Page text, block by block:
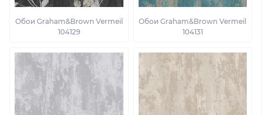
Обои Graham&Brown Vermeil
104129
Обои Graham&Brown Vermeil
104131